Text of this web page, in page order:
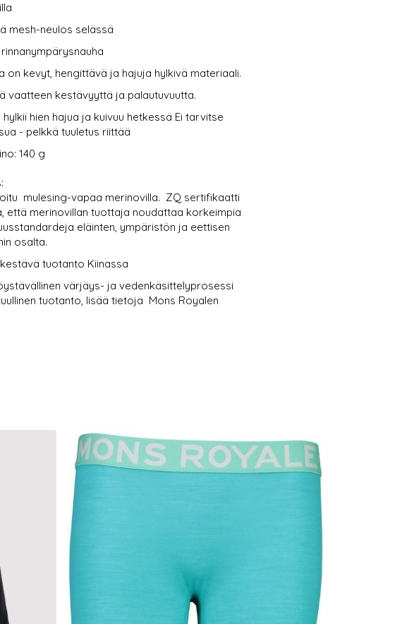
mesh-neulos selässä
on kevyt, hengittävä ja hajuja hylkivä materiaali.
vaatteen kestävyyttä ja palautuvuutta.
hylkii hien hajua ja kuivuu hetkessä Ei tarvitse
- pelkkä tuuletus riittää
140 g
mulesing-vapaa merinovilla. ZQ sertifikaatti
että merinovillan tuottaja noudattaa korkeimpia
eläinten, ympäristön ja eettisen
osalta.
tuotanto Kiinassa
värjäys- ja vedenkäsittelyprosessi
tuotanto, lisää tietoja Mons Royalen